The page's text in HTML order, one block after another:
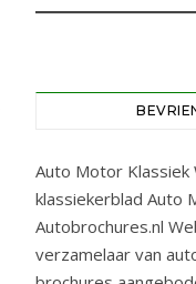
Auto Motor Klassiek
klassiekerblad Auto
Autobrochures.nl
verzamelaar van